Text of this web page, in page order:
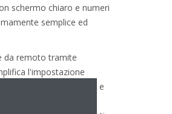
schermo chiaro e numeri
semplice ed
da remoto tramite
l'impostazione
limitazione del setpoint e
e può essere